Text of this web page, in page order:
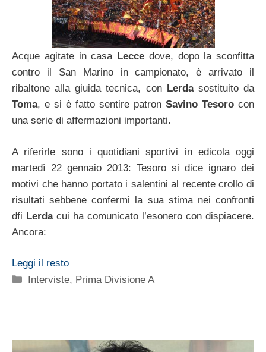
Acque agitate in casa Lecce dove, dopo la sconfitta
contro il San Marino in campionato, è arrivato il
ribaltone alla giuida tecnica, con Lerdasostituito da
Toma, e si è fatto sentire patron Savino Tesoro con
una serie di affermazioni importanti.
A riferirle sono i quotidiani sportivi in edicola oggi
martedì 22 gennaio 2013: Tesoro si dice ignaro dei
motivi che hanno portato i salentini al recente crollo di
risultati sebbene confermi la sua stima nei confronti
dfi Lerdacui ha comunicato l’esonero con dispiacere.
Ancora:
Leggi il resto
Categorie
Interviste, Prima Divisione A